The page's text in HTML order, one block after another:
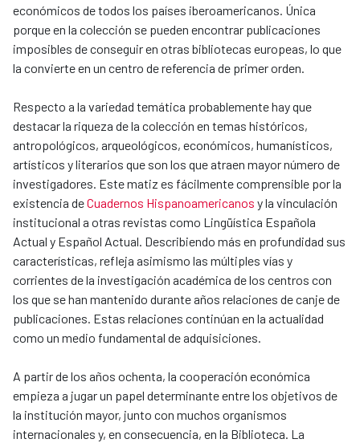
económicos de todos los países iberoamericanos. Única
porque en la colección se pueden encontrar publicaciones
imposibles de conseguir en otras bibliotecas europeas, lo que
la convierte en un centro de referencia de primer orden.
Respecto a la variedad temática probablemente hay que
destacar la riqueza de la colección en temas históricos,
antropológicos, arqueológicos, económicos, humanísticos,
artísticos y literarios que son los que atraen mayor número de
investigadores. Este matiz es fácilmente comprensible por la
existencia deCuadernos Hispanoamericanos y la vinculación
institucional a otras revistas como Lingüística Española
Actual y Español Actual. Describiendo más en profundidad sus
características, refleja asimismo las múltiples vías y
corrientes de la investigación académica de los centros con
los que se han mantenido durante años relaciones de canje de
publicaciones. Estas relaciones continúan en la actualidad
como un medio fundamental de adquisiciones.
A partir de los años ochenta, la cooperación económica
empieza a jugar un papel determinante entre los objetivos de
la institución mayor, junto con muchos organismos
internacionales y, en consecuencia, en la Biblioteca. La